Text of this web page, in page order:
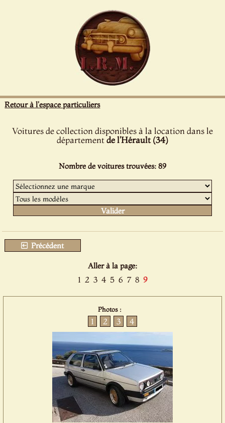
Retour à l'espace particuliers
Voitures de collection disponibles à la location dans le
départementde l'Hérault (34)
Nombre de voitures trouvées: 89
Précédent
Aller à la page:
1 2 3 4 5 6 7 8 9
Photos :
1 2 3 4